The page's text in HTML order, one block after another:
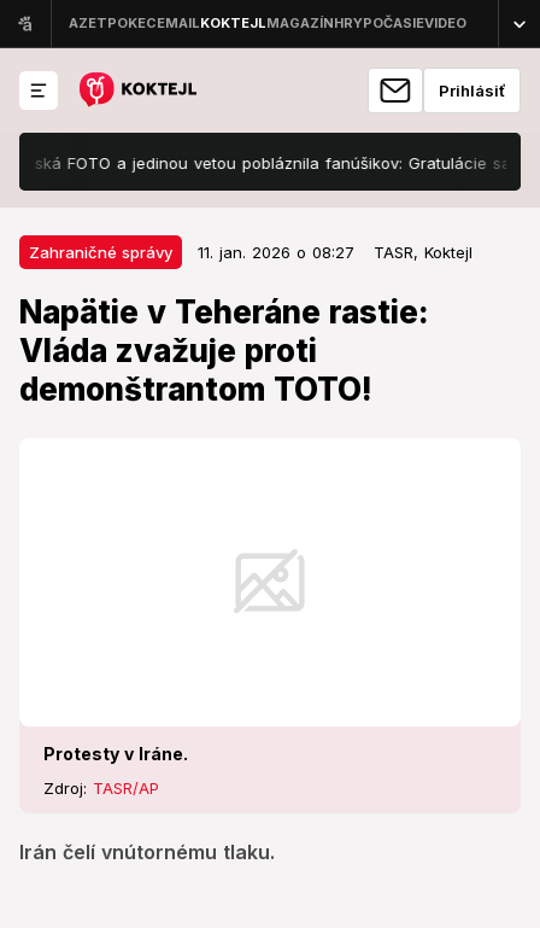
Prihlásiť
FOTO a jedinou vetou pobláznila fanúšikov: Gratulácie sa len hrnú!
Zahraničné správy 11. jan. 2026 o 08:27 TASR, Koktejl
Napätie v Teheráne rastie:
Vláda zvažuje proti
demonštrantom TOTO!
Protesty v Iráne.
Zdroj: TASR/AP
Irán čelí vnútornému tlaku.
Zahraničné správy 11. jan. 2026 o 08:27
Napätie v Teheráne rastie: Vláda
zvažuje proti demonštrantom
TOTO!